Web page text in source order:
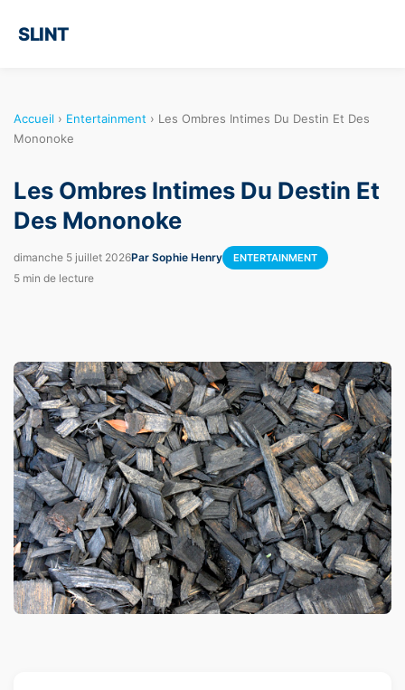
SLINT
Accueil › Entertainment › Les Ombres Intimes Du Destin Et Des
Mononoke
Les Ombres Intimes Du Destin Et
Des Mononoke
dimanche 5 juillet 2026Par Sophie Henry ENTERTAINMENT
5 min de lecture